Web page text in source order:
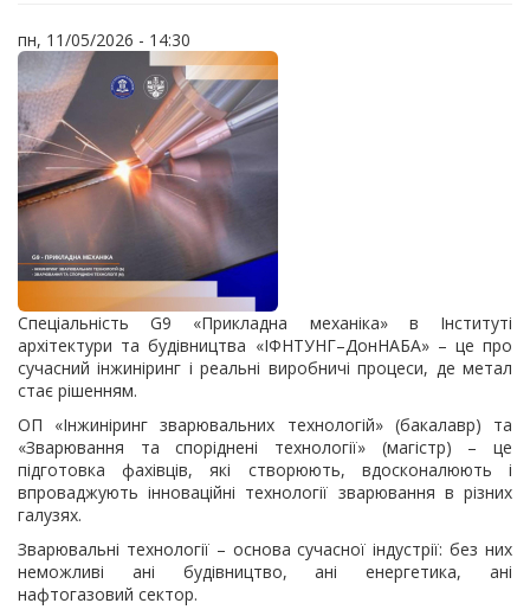
пн, 11/05/2026 - 14:30
Спеціальність G9 «Прикладна механіка» в Інституті
архітектури та будівництва «ІФНТУНГ–ДонНАБА» – це про
сучасний інжиніринг і реальні виробничі процеси, де метал
стає рішенням.
ОП «Інжиніринг зварювальних технологій» (бакалавр) та
«Зварювання та споріднені технології» (магістр) – це
підготовка фахівців, які створюють, вдосконалюють і
впроваджують інноваційні технології зварювання в різних
галузях.
Зварювальні технології – основа сучасної індустрії: без них
неможливі ані будівництво, ані енергетика, ані
нафтогазовий сектор.